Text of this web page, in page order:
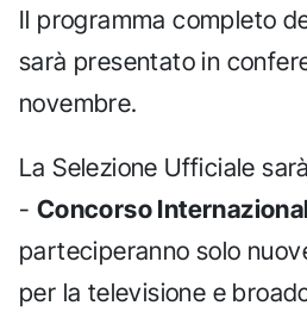
Il programma completo
sarà presentato in
novembre.
La Selezione Ufficiale
- Concorso
parteciperanno solo
per la televisione e